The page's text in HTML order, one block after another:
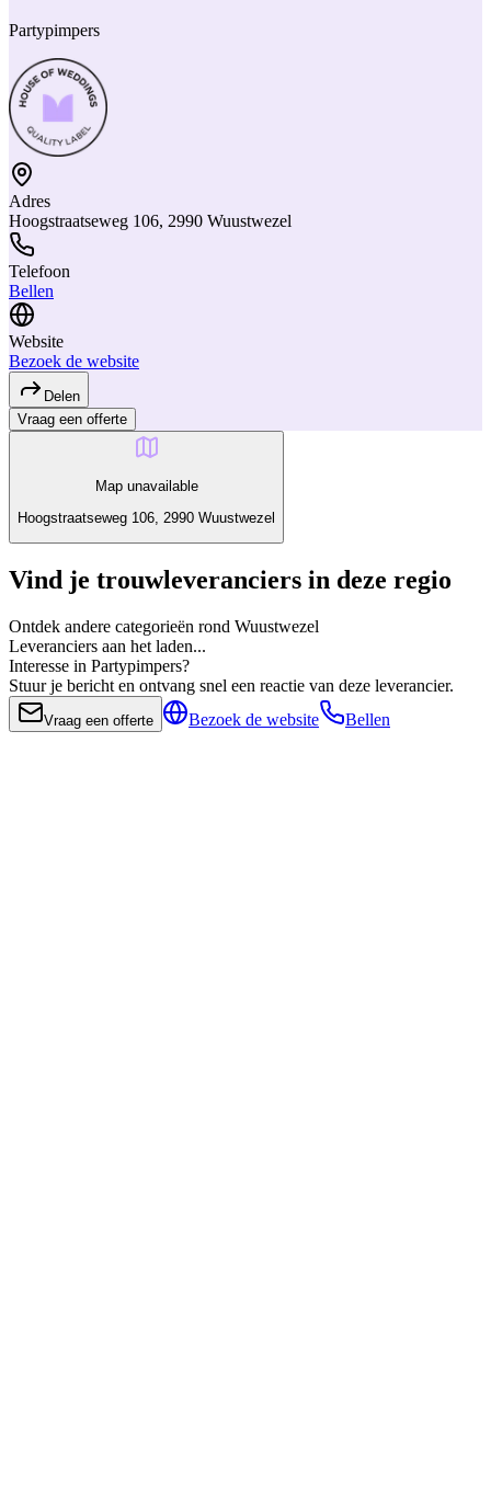
Partypimpers
Adres
Hoogstraatseweg 106, 2990 Wuustwezel
Telefoon
Bellen
Website
Bezoek de website
Delen
Vraag een offerte
Map unavailable
Hoogstraatseweg 106, 2990 Wuustwezel
Vind je trouwleveranciers in deze regio
Ontdek andere categorieën rond Wuustwezel
Leveranciers aan het laden...
Interesse in Partypimpers?
Stuur je bericht en ontvang snel een reactie van deze leverancier.
Vraag een offerte Bezoek de website Bellen